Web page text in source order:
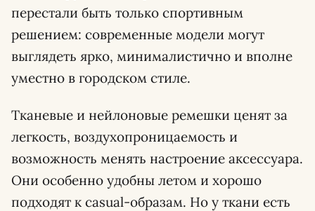
перестали быть только спортивным
решением: современные модели могут
выглядеть ярко, минималистично и вполне
уместно в городском стиле.
Тканевые и нейлоновые ремешки ценят за
легкость, воздухопроницаемость и
возможность менять настроение аксессуара.
Они особенно удобны летом и хорошо
подходят к casual-образам. Но у ткани есть